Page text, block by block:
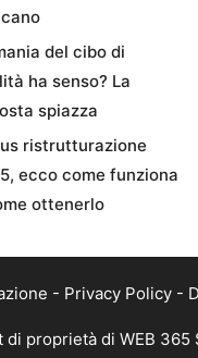
del cibo di
ha senso? La
spiazza
ristrutturazione
ecco come funziona
ottenerlo
- Privacy Policy -
di proprietà di WEB 365